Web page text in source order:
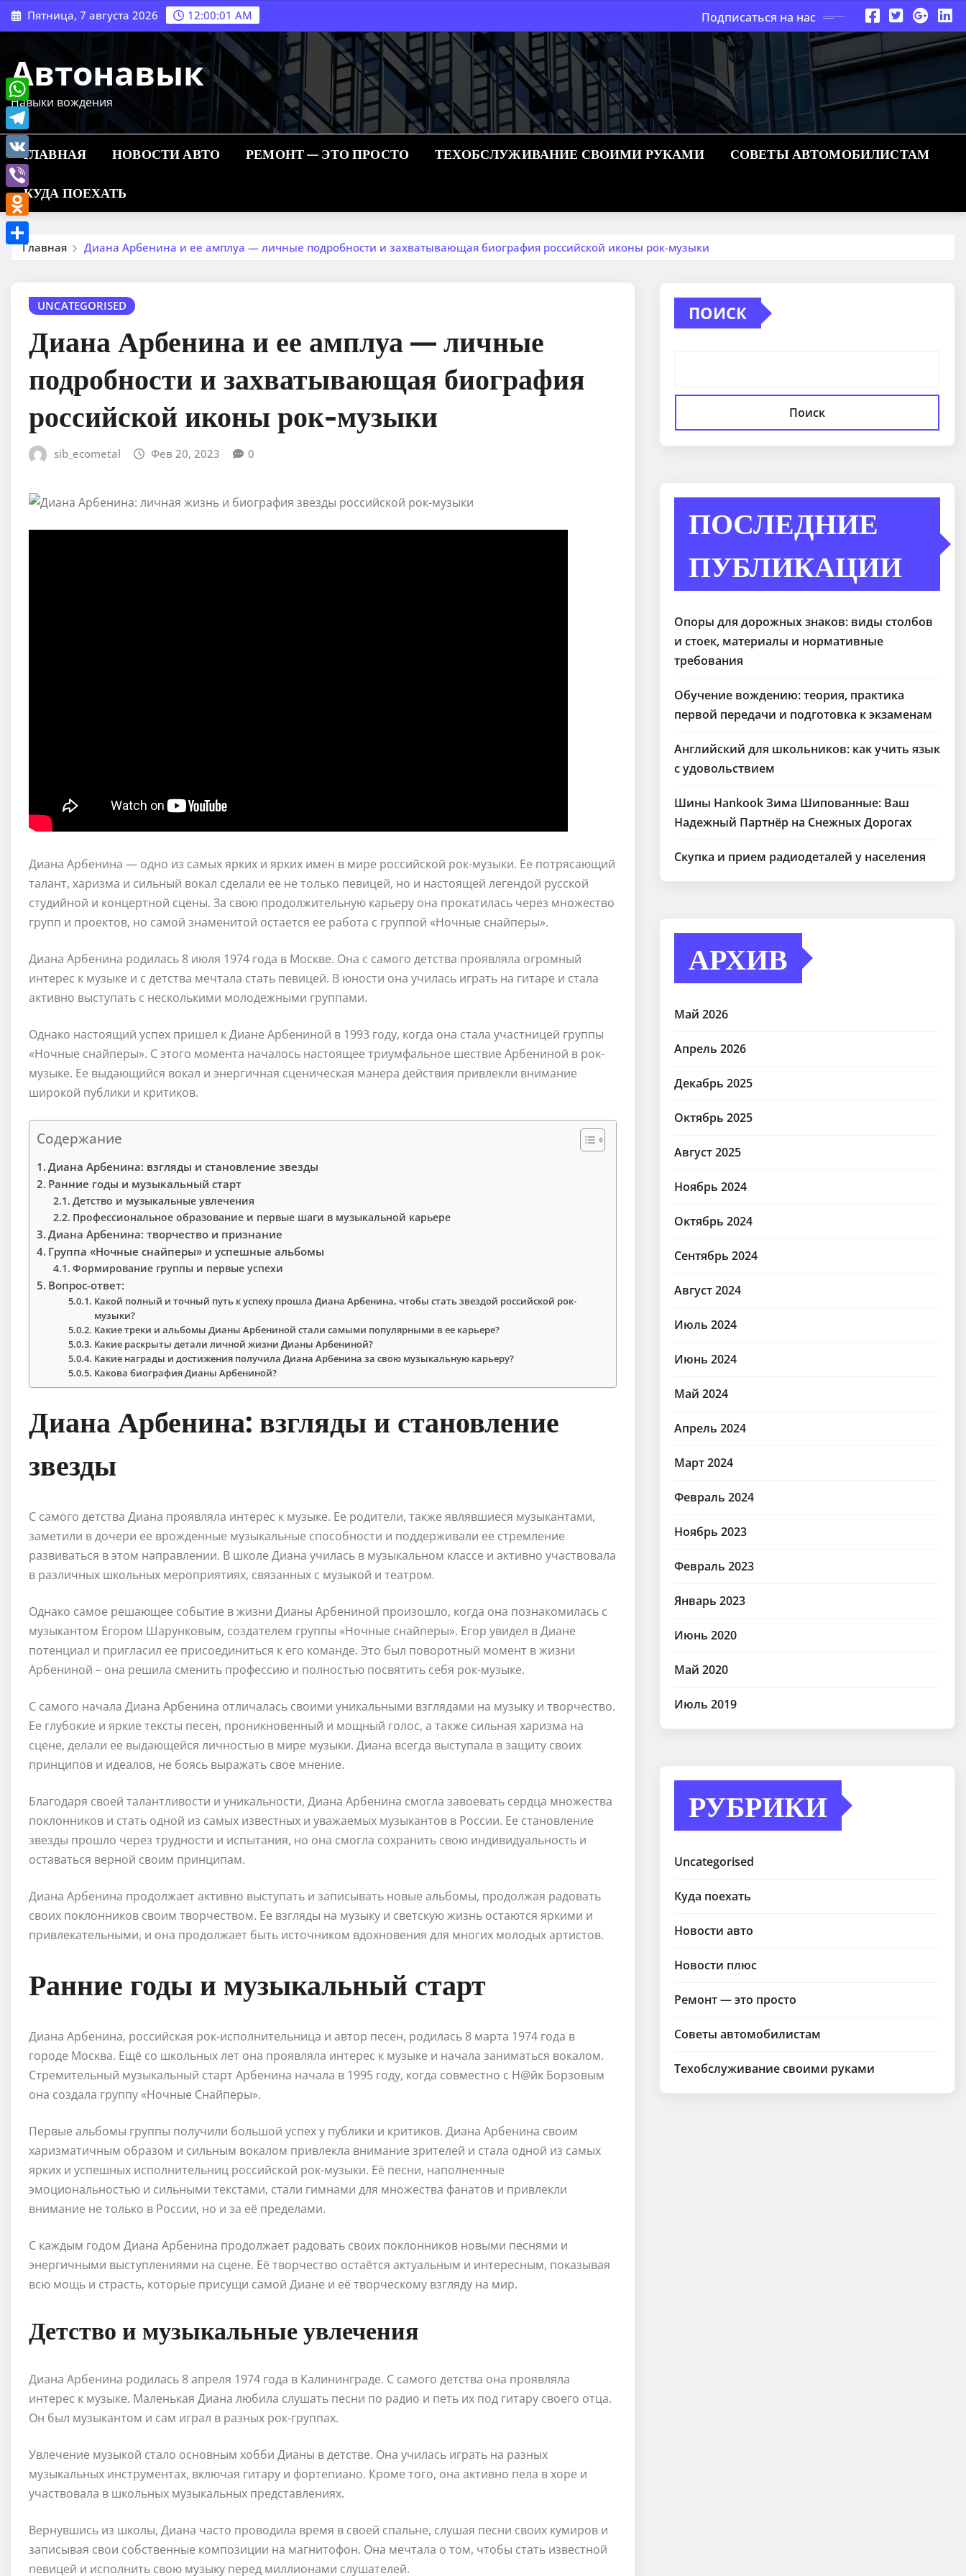
Перейти
к
Пятница, 7 августа 2026 12:00:02 AM Подписаться на нас
Автонавык
Навыки вождения
ГЛАВНАЯ НОВОСТИ АВТО РЕМОНТ — ЭТО ПРОСТО ТЕХОБСЛУЖИВАНИЕ СВОИМИ РУКАМИ СОВЕТЫ АВТОМОБИЛИСТАМ
КУДА ПОЕХАТЬ
Главная Диана Арбенина и ее амплуа — личные подробности и захватывающая биография российской иконы рок-музыки
UNCATEGORISED
Диана Арбенина и ее амплуа — личные
подробности и захватывающая биография
российской иконы рок-музыки
sib_ecometal Фев 20, 2023 0
Диана Арбенина — одно из самых ярких и ярких имен в мире российской рок-музыки. Ее потрясающий
талант, харизма и сильный вокал сделали ее не только певицей, но и настоящей легендой русской
студийной и концертной сцены. За свою продолжительную карьеру она прокатилась через множество
групп и проектов, но самой знаменитой остается ее работа с группой «Ночные снайперы».
Диана Арбенина родилась 8 июля 1974 года в Москве. Она с самого детства проявляла огромный
интерес к музыке и с детства мечтала стать певицей. В юности она училась играть на гитаре и стала
активно выступать с несколькими молодежными группами.
Однако настоящий успех пришел к Диане Арбениной в 1993 году, когда она стала участницей группы
«Ночные снайперы». С этого момента началось настоящее триумфальное шествие Арбениной в рок-
музыке. Ее выдающийся вокал и энергичная сценическая манера действия привлекли внимание
широкой публики и критиков.
Содержание
Диана Арбенина: взгляды и становление звезды
Ранние годы и музыкальный старт
Детство и музыкальные увлечения
Профессиональное образование и первые шаги в музыкальной карьере
Диана Арбенина: творчество и признание
Группа «Ночные снайперы» и успешные альбомы
Формирование группы и первые успехи
Вопрос-ответ:
Какой полный и точный путь к успеху прошла Диана Арбенина, чтобы стать звездой российской рок-
музыки?
Какие треки и альбомы Дианы Арбениной стали самыми популярными в ее карьере?
Какие раскрыты детали личной жизни Дианы Арбениной?
Какие награды и достижения получила Диана Арбенина за свою музыкальную карьеру?
Какова биография Дианы Арбениной?
Диана Арбенина: взгляды и становление
звезды
С самого детства Диана проявляла интерес к музыке. Ее родители, также являвшиеся музыкантами,
заметили в дочери ее врожденные музыкальные способности и поддерживали ее стремление
развиваться в этом направлении. В школе Диана училась в музыкальном классе и активно участвовала
в различных школьных мероприятиях, связанных с музыкой и театром.
Однако самое решающее событие в жизни Дианы Арбениной произошло, когда она познакомилась с
музыкантом Егором Шарунковым, создателем группы «Ночные снайперы». Егор увидел в Диане
потенциал и пригласил ее присоединиться к его команде. Это был поворотный момент в жизни
Арбениной – она решила сменить профессию и полностью посвятить себя рок-музыке.
С самого начала Диана Арбенина отличалась своими уникальными взглядами на музыку и творчество.
Ее глубокие и яркие тексты песен, проникновенный и мощный голос, а также сильная харизма на
сцене, делали ее выдающейся личностью в мире музыки. Диана всегда выступала в защиту своих
принципов и идеалов, не боясь выражать свое мнение.
Благодаря своей талантливости и уникальности, Диана Арбенина смогла завоевать сердца множества
поклонников и стать одной из самых известных и уважаемых музыкантов в России. Ее становление
звезды прошло через трудности и испытания, но она смогла сохранить свою индивидуальность и
оставаться верной своим принципам.
Диана Арбенина продолжает активно выступать и записывать новые альбомы, продолжая радовать
своих поклонников своим творчеством. Ее взгляды на музыку и светскую жизнь остаются яркими и
привлекательными, и она продолжает быть источником вдохновения для многих молодых артистов.
Ранние годы и музыкальный старт
Диана Арбенина, российская рок-исполнительница и автор песен, родилась 8 марта 1974 года в
городе Москва. Ещё со школьных лет она проявляла интерес к музыке и начала заниматься вокалом.
Стремительный музыкальный старт Арбенина начала в 1995 году, когда совместно с Н@йк Борзовым
она создала группу «Ночные Снайперы».
Первые альбомы группы получили большой успех у публики и критиков. Диана Арбенина своим
харизматичным образом и сильным вокалом привлекла внимание зрителей и стала одной из самых
ярких и успешных исполнительниц российской рок-музыки. Её песни, наполненные
эмоциональностью и сильными текстами, стали гимнами для множества фанатов и привлекли
внимание не только в России, но и за её пределами.
С каждым годом Диана Арбенина продолжает радовать своих поклонников новыми песнями и
энергичными выступлениями на сцене. Её творчество остаётся актуальным и интересным, показывая
всю мощь и страсть, которые присущи самой Диане и её творческому взгляду на мир.
Детство и музыкальные увлечения
Диана Арбенина родилась 8 апреля 1974 года в Калининграде. С самого детства она проявляла
интерес к музыке. Маленькая Диана любила слушать песни по радио и петь их под гитару своего отца.
Он был музыкантом и сам играл в разных рок-группах.
Увлечение музыкой стало основным хобби Дианы в детстве. Она училась играть на разных
музыкальных инструментах, включая гитару и фортепиано. Кроме того, она активно пела в хоре и
участвовала в школьных музыкальных представлениях.
Вернувшись из школы, Диана часто проводила время в своей спальне, слушая песни своих кумиров и
записывая свои собственные композиции на магнитофон. Она мечтала о том, чтобы стать известной
певицей и исполнить свою музыку перед миллионами слушателей.
ПОИСК
Поиск
ПОСЛЕДНИЕ
ПУБЛИКАЦИИ
Опоры для дорожных знаков: виды столбов
и стоек, материалы и нормативные
требования
Обучение вождению: теория, практика
первой передачи и подготовка к экзаменам
Английский для школьников: как учить язык
с удовольствием
Шины Hankook Зима Шипованные: Ваш
Надежный Партнёр на Снежных Дорогах
Скупка и прием радиодеталей у населения
АРХИВ
Май 2026
Апрель 2026
Декабрь 2025
Октябрь 2025
Август 2025
Ноябрь 2024
Октябрь 2024
Сентябрь 2024
Август 2024
Июль 2024
Июнь 2024
Май 2024
Апрель 2024
Март 2024
Февраль 2024
Ноябрь 2023
Февраль 2023
Январь 2023
Июнь 2020
Май 2020
Июль 2019
РУБРИКИ
Uncategorised
Куда поехать
Новости авто
Новости плюс
Ремонт — это просто
Советы автомобилистам
Техобслуживание своими руками
WhatsApp
Telegram
VK
Viber
Odnoklassniki
Отправить